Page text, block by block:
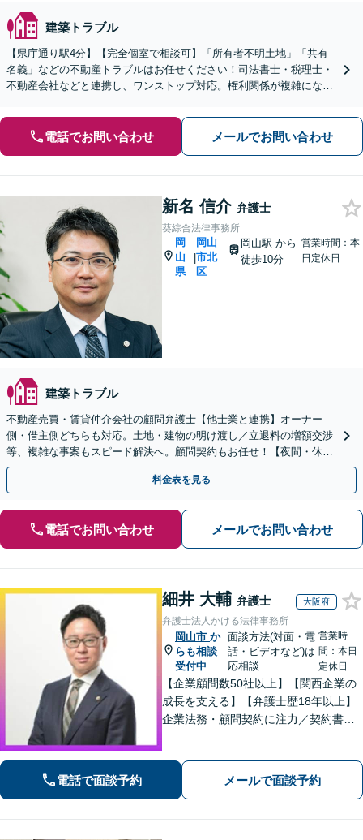
建築トラブル
【県庁通り駅4分】【完全個室で相談可】「所有者不明土地」「共有
名義」などの不動産トラブルはお任せください！司法書士・税理士・
不動産会社などと連携し、ワンストップ対応。権利関係が複雑になる
電話でお問い合わせ メールでお問い合わせ
新名 信介 弁護士
葵綜合法律事務所
岡
山
県
|
岡山
市北
区
岡山駅 から
徒歩10分
営業時間：本
日定休日
建築トラブル
不動産売買・賃貸仲介会社の顧問弁護士【他士業と連携】オーナー
側・借主側どちらも対応。土地・建物の明け渡し／立退料の増額交渉
等、複雑な事案もスピード解決へ。顧問契約もお任せ！【夜間・休日
対応】【岡山駅10分】
料金表を見る
電話でお問い合わせ メールでお問い合わせ
細井 大輔 弁護士 大阪府
弁護士法人かける法律事務所
岡山市 か
らも相談
受付中
面談方法(対面・電
話・ビデオなど)は
応相談
営業時
間：本日
定休日
【企業顧問数50社以上】【関西企業の
成長を支える】【弁護士歴18年以上】
企業法務・顧問契約に注力／契約書・
ポート【企業側の労働トラブル解決に
注力】【淀屋橋駅・北浜駅すぐ】
電話で面談予約 メールで面談予約